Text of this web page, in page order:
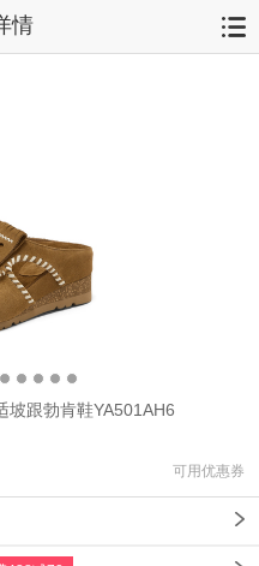
情
坡跟勃肯鞋YA501AH6
可用优惠券